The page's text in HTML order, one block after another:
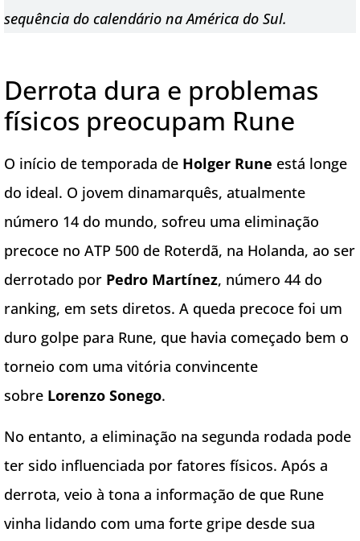
sequência do calendário na América do Sul.
Derrota dura e problemas
físicos preocupam Rune
O início de temporada de Holger Rune está longe
do ideal. O jovem dinamarquês, atualmente
número 14 do mundo, sofreu uma eliminação
precoce no ATP 500 de Roterdã, na Holanda, ao ser
derrotado por Pedro Martínez, número 44 do
ranking, em sets diretos. A queda precoce foi um
duro golpe para Rune, que havia começado bem o
torneio com uma vitória convincente
sobre Lorenzo Sonego.
No entanto, a eliminação na segunda rodada pode
ter sido influenciada por fatores físicos. Após a
derrota, veio à tona a informação de que Rune
vinha lidando com uma forte gripe desde sua